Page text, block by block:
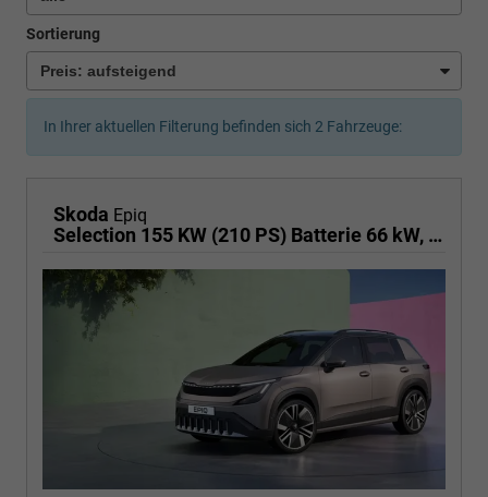
Sortierung
In Ihrer aktuellen Filterung befinden sich 2 Fahrzeuge:
Skoda Epiq
Selection 155 KW (210 PS) Batterie 66 kW, Klimaautomatik 1 Zone, Leichtmetallfelgen 17 Zoll"Guan", ACC, Full-LED, AHK Vorbereitung,PDC , Infotainment 13, Side Assit, Full Airbags, Licht & Sicht Paket,Dachreling,Außenspiegel abblendbar,Smart Link,